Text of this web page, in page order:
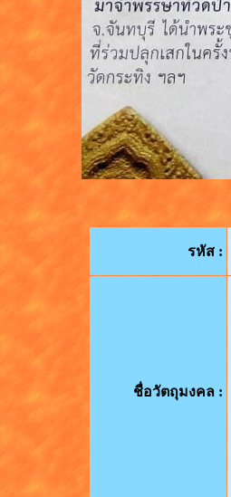
รหัส :
ชื่อวัตถุมงคล :